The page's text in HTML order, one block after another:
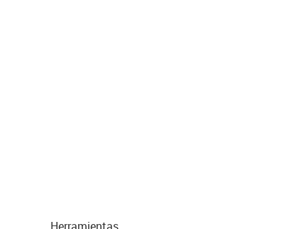
Herramientas